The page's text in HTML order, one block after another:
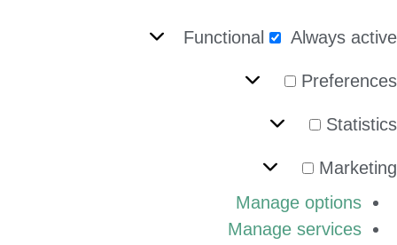
Functional Always
Manage options
Manage services